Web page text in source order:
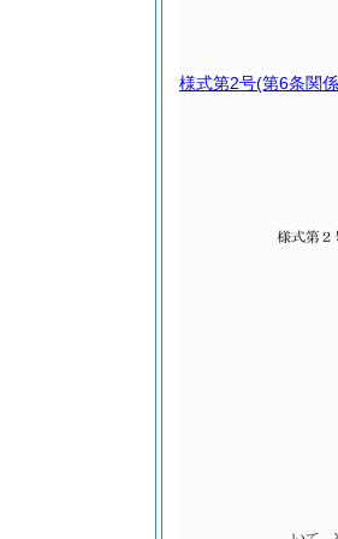
様式第2号(第6条関